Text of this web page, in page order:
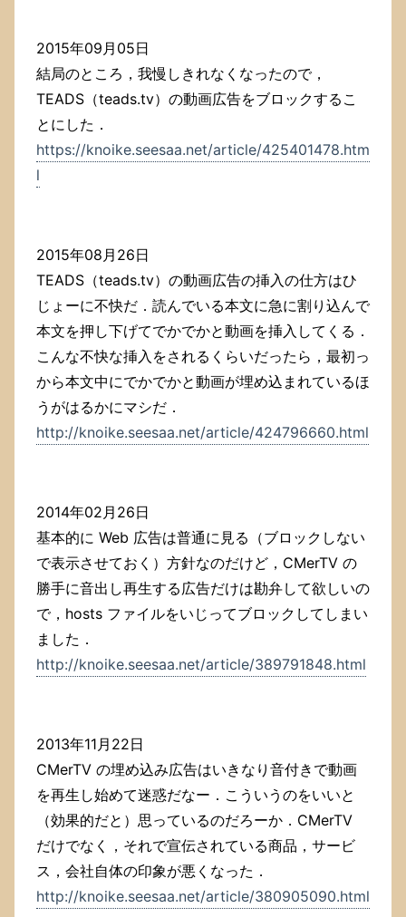
2015年09月05日
結局のところ，我慢しきれなくなったので，
TEADS（teads.tv）の動画広告をブロックするこ
とにした．
https://knoike.seesaa.net/article/425401478.htm
l
2015年08月26日
TEADS（teads.tv）の動画広告の挿入の仕方はひ
じょーに不快だ．読んでいる本文に急に割り込んで
本文を押し下げてでかでかと動画を挿入してくる．
こんな不快な挿入をされるくらいだったら，最初っ
から本文中にでかでかと動画が埋め込まれているほ
うがはるかにマシだ．
http://knoike.seesaa.net/article/424796660.html
2014年02月26日
基本的に Web 広告は普通に見る（ブロックしない
で表示させておく）方針なのだけど，CMerTV の
勝手に音出し再生する広告だけは勘弁して欲しいの
で，hosts ファイルをいじってブロックしてしまい
ました．
http://knoike.seesaa.net/article/389791848.html
2013年11月22日
CMerTV の埋め込み広告はいきなり音付きで動画
を再生し始めて迷惑だなー．こういうのをいいと
（効果的だと）思っているのだろーか．CMerTV
だけでなく，それで宣伝されている商品，サービ
ス，会社自体の印象が悪くなった．
http://knoike.seesaa.net/article/380905090.html